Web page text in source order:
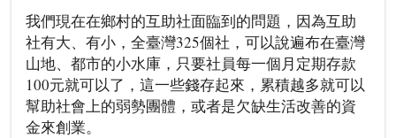
我們現在在鄉村的互助社面臨到的問題，因為互助
社有大、有小，全臺灣325個社，可以說遍布在臺灣
山地、都市的小水庫，只要社員每一個月定期存款
100元就可以了，這一些錢存起來，累積越多就可以
幫助社會上的弱勢團體，或者是欠缺生活改善的資
金來創業。